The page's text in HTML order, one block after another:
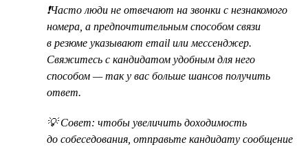
❗Часто люди не отвечают на звонки с незнакомого
номера, а предпочтительным способом связи
в резюме указывают email или мессенджер.
Свяжитесь с кандидатом удобным для него
способом — так у вас больше шансов получить
ответ.
💡 Совет: чтобы увеличить доходимость
до собеседования, отправьте кандидату сообщение